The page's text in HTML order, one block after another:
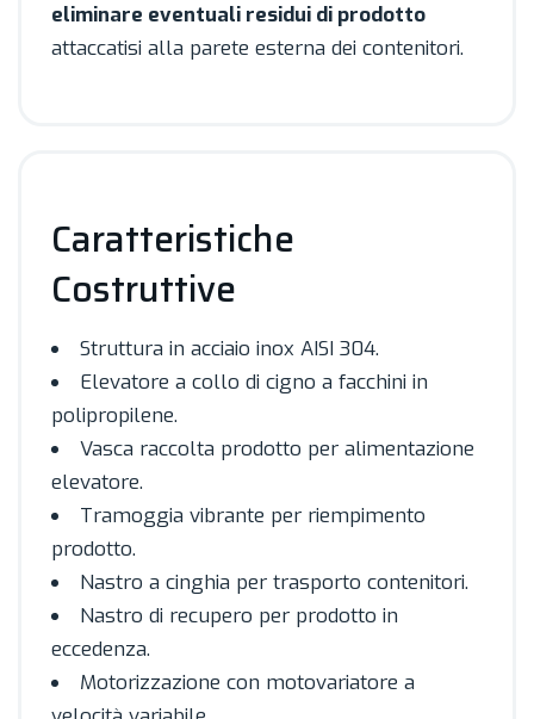
eliminare eventuali residui di prodotto
attaccatisi alla parete esterna dei contenitori.
Caratteristiche
Costruttive
Struttura in acciaio inox AISI 304.
Elevatore a collo di cigno a facchini in
polipropilene.
Vasca raccolta prodotto per alimentazione
elevatore.
Tramoggia vibrante per riempimento
prodotto.
Nastro a cinghia per trasporto contenitori.
Nastro di recupero per prodotto in
eccedenza.
Motorizzazione con motovariatore a